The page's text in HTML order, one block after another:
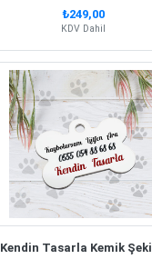
₺249,00
KDV Dahil